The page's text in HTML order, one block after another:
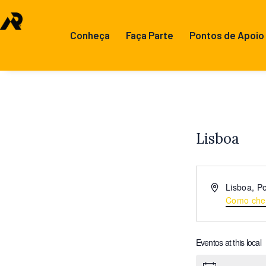
Conheça Faça Parte Pontos de Apoio
Lisboa
E
e
r
Lisboa,
Como
Eventos at this local